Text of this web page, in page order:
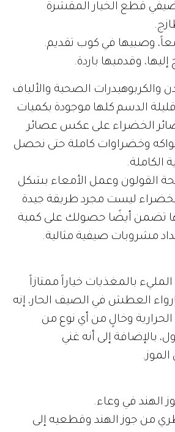
قطع الخيار المقشرة
وصبيها في كوب تقديم.
وقدميها باردة.
والكربوهيدرات الصحية والألياف
الدسم كلها موجودة بكميات
الخضراء على عكس عصائر
وخضراوات كاملة حتى نحصل
الكاملة.
القولون وعمل الأمعاء بشكل
ليست مجرد طريقة جيدة
تضمن أيضًا حصولك على كمية
مشروبات صيفية مثالية.
بالمغذيات خياراً ممتازاً
العطش في الصيف الحار، إنه
وخالٍ من أي نوع من
بالإضافة إلى أنه غني
الموز.
الهند في وعاء.
من جوز الهند وقطعيه إلى